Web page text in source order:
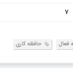
7
فعال حافظه کاری